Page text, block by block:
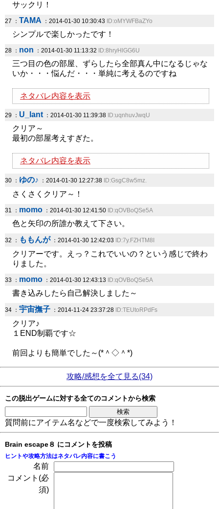
サックリ！
27 ： TAMA ：2014-01-30 10:30:43 ID:oMYWFBaZYo
シンプルで楽しかったです！
28 ： non ：2014-01-30 11:13:32 ID:8hryHlGG6U
三つ目の色の部屋、ずらしたら全部真ん中になるじゃな
いか・・・悩んだ・・・単純に考えるのですね
ネタバレ内容を表示
29 ： U_lant：2014-01-30 11:39:38 ID:uqnhuvJwqU
クリア～
最初の部屋考えすぎた。
ネタバレ内容を表示
30 ： ゆの♪ ：2014-01-30 12:27:38 ID:GsgC8w5mz.
さくさくクリア～！
31 ： momo ：2014-01-30 12:41:50 ID:qOVBoQSe5A
色と矢印の所誰か教えて下さい。
32 ： ももんが：2014-01-30 12:42:03 ID:7y.FZHTM8I
クリアーです。えっ？これでいいの？という感じで終わ
りました。
33 ： momo ：2014-01-30 12:43:13 ID:qOVBoQSe5A
書き込みしたら自己解決しました～
34 ： 宇宙撫子 ：2014-11-24 23:37:28 ID:TEUtoRPdFs
クリア♪
１END制覇です☆
前回よりも簡単でした～(*＾◇＾*)
攻略/感想を全て見る(34)
この脱出ゲームに対する全てのコメントから検索
質問前にアイテム名などで一度検索してみよう！
Brain escape８ にコメントを投稿
ヒントや攻略方法はネタバレ内容に書こう
名前
コメント(必
須)